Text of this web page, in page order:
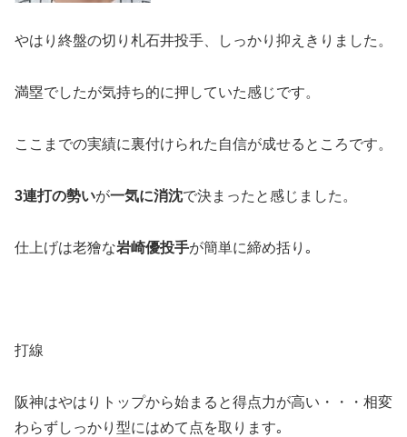
やはり終盤の切り札石井投手、しっかり抑えきりました。
満塁でしたが気持ち的に押していた感じです。
ここまでの実績に裏付けられた自信が成せるところです。
3連打の勢いが一気に消沈で決まったと感じました。
仕上げは老獪な岩崎優投手が簡単に締め括り｡
打線
阪神はやはりトップから始まると得点力が高い・・・相変
わらずしっかり型にはめて点を取ります｡